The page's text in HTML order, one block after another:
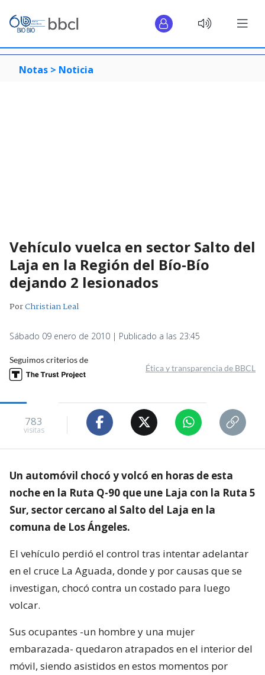
Notas > Noticia
Vehículo vuelca en sector Salto del
Laja en la Región del Bío-Bío
dejando 2 lesionados
PorChristian Leal
Sábado 09 enero de 2010 | Publicado a las 23:45
Seguimos criterios de
Ética y transparencia de BBCL
783
visitas
Un automóvil chocó y volcó en horas de esta
noche en la Ruta Q-90 que une Laja con la Ruta 5
Sur, sector cercano al Salto del Laja en la
comuna de Los Ángeles.
El vehículo perdió el control tras intentar adelantar
en el cruce La Aguada, donde y por causas que se
investigan, chocó contra un costado para luego
volcar.
Sus ocupantes -un hombre y una mujer
embarazada- quedaron atrapados en el interior del
móvil, siendo asistidos en estos momentos por